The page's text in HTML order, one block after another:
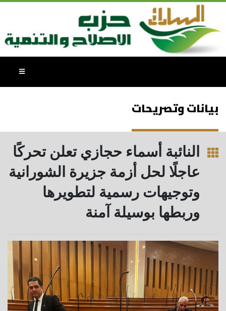
بيانات وتصريحات
النائبة أسماء حجازي تعلن تحركًا
عاجلًا لحل أزمة جزيرة الشورانية
وتوجيهات رسمية لتطويرها
وربطها بوسيلة آمنة